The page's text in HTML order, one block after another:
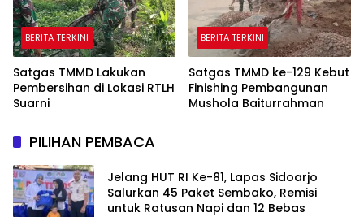
BERITA TERKINI
Satgas TMMD Lakukan
Pembersihan di Lokasi RTLH
Suarni
BERITA TERKINI
Satgas TMMD ke-129 Kebut
Finishing Pembangunan
Mushola Baiturrahman
PILIHAN PEMBACA
Jelang HUT RI Ke-81, Lapas Sidoarjo
Salurkan 45 Paket Sembako, Remisi
untuk Ratusan Napi dan 12 Bebas